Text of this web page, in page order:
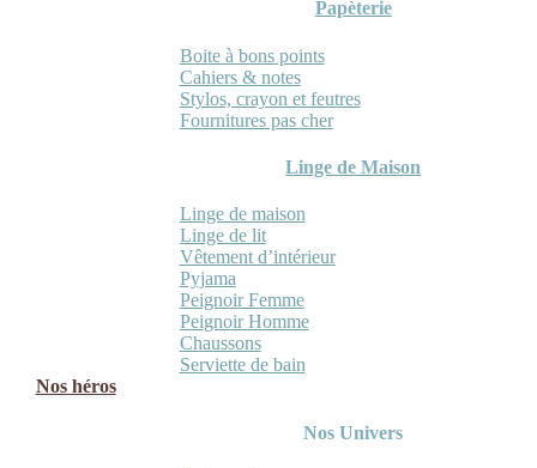
Papèterie
Boite à bons points
Cahiers & notes
Stylos, crayon et feutres
Fournitures pas cher
Linge de Maison
Linge de maison
Linge de lit
Vêtement d’intérieur
Pyjama
Peignoir Femme
Peignoir Homme
Chaussons
Serviette de bain
Nos héros
Nos Univers